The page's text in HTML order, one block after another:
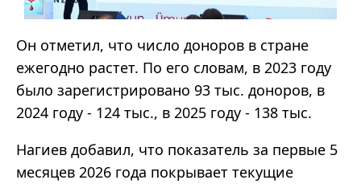
Он отметил, что число доноров в стране
ежегодно растет. По его словам, в 2023 году
было зарегистрировано 93 тыс. доноров, в
2024 году - 124 тыс., в 2025 году - 138 тыс.
Нагиев добавил, что показатель за первые 5
месяцев 2026 года покрывает текущие